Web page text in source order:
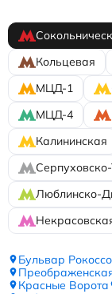
Кольцевая
МЦД-1
МЦД-4
Калининская
Люблинско-
Бульвар
Красные Ворота